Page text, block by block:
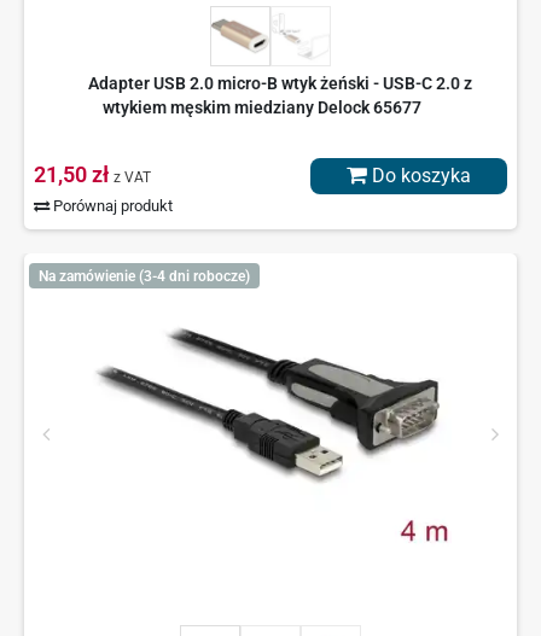
Adapter USB 2.0 micro-B wtyk żeński - USB-C 2.0 z
wtykiem męskim miedziany Delock 65677
21,50 zł z VAT
Porównaj produkt
Do koszyka
Na zamówienie (3-4 dni robocze)